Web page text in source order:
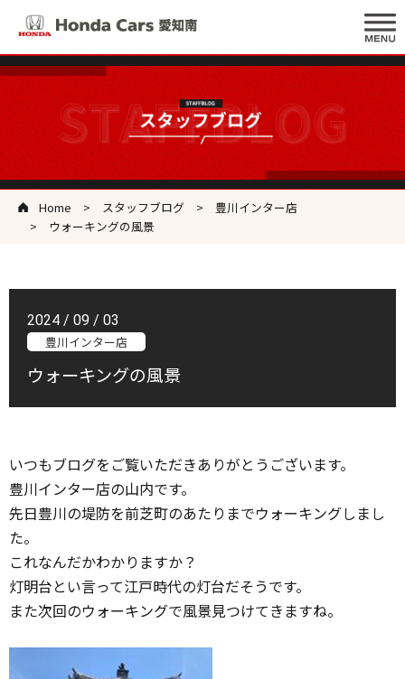
Home スタッフブログ
豊川インター店
ウォーキングの風景
2024 / 09 / 03
豊川インター店
ウォーキングの風景
いつもブログをご覧いただきありがとうございます。
豊川インター店の山内です。
先日豊川の堤防を前芝町のあたりまでウォーキングしまし
た。
これなんだかわかりますか？
灯明台とい言って江戸時代の灯台だそうです。
また次回のウォーキングで風景見つけてきますね。